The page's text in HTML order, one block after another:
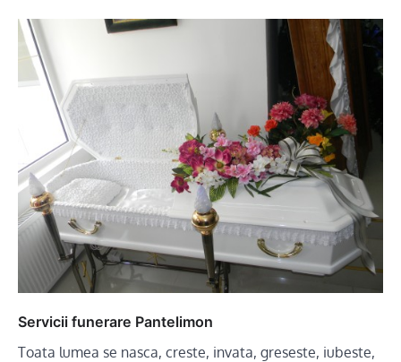
Servicii funerare Pantelimon
Toata lumea se nasca, creste, invata, greseste, iubeste,